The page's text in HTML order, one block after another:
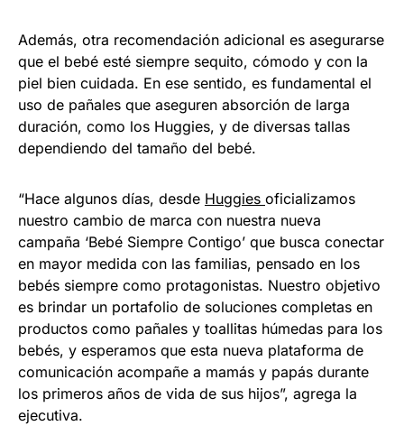
Además, otra recomendación adicional es asegurarse
que el bebé esté siempre sequito, cómodo y con la
piel bien cuidada. En ese sentido, es fundamental el
uso de pañales que aseguren absorción de larga
duración, como los Huggies, y de diversas tallas
dependiendo del tamaño del bebé.
“Hace algunos días, desde Huggies oficializamos
nuestro cambio de marca con nuestra nueva
campaña ‘Bebé Siempre Contigo’ que busca conectar
en mayor medida con las familias, pensado en los
bebés siempre como protagonistas. Nuestro objetivo
es brindar un portafolio de soluciones completas en
productos como pañales y toallitas húmedas para los
bebés, y esperamos que esta nueva plataforma de
comunicación acompañe a mamás y papás durante
los primeros años de vida de sus hijos”, agrega la
ejecutiva.